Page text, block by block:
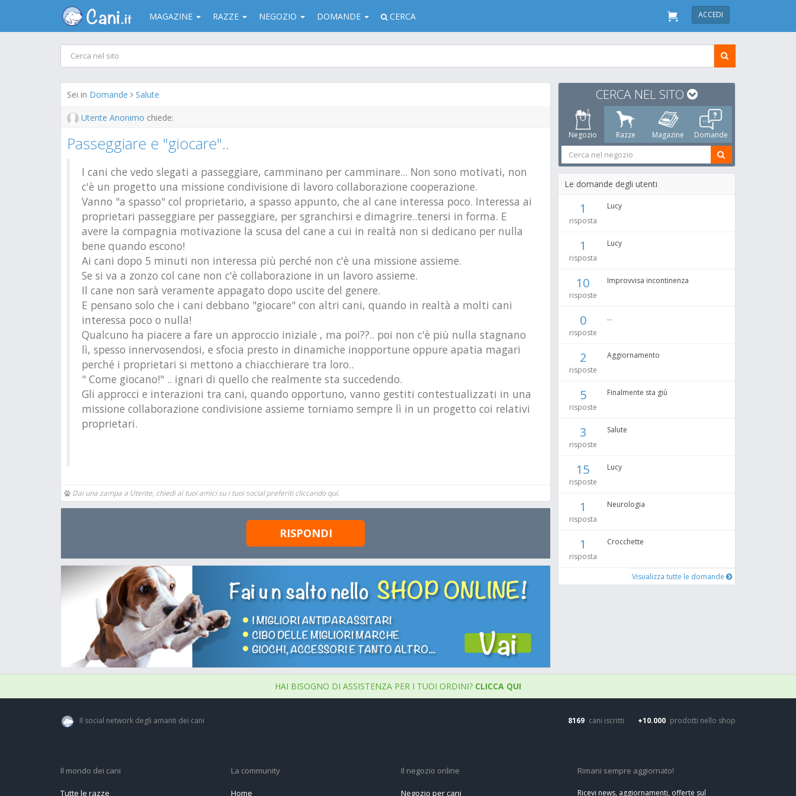
MAGAZINE RAZZE NEGOZIO DOMANDE CERCA ACCEDI
Sei in Domande Salute
Utente Anonimo chiede:
Passeggiare e "giocare"..
I cani che vedo slegati a passeggiare, camminano per camminare... Non sono motivati, non
c'è un progetto una missione condivisione di lavoro collaborazione cooperazione.
Vanno "a spasso" col proprietario, a spasso appunto, che al cane interessa poco. Interessa ai
proprietari passeggiare per passeggiare, per sgranchirsi e dimagrire..tenersi in forma. E
avere la compagnia motivazione la scusa del cane a cui in realtà non si dedicano per nulla
bene quando escono!
Ai cani dopo 5 minuti non interessa più perché non c'è una missione assieme.
Se si va a zonzo col cane non c'è collaborazione in un lavoro assieme.
Il cane non sarà veramente appagato dopo uscite del genere.
E pensano solo che i cani debbano "giocare" con altri cani, quando in realtà a molti cani
interessa poco o nulla!
Qualcuno ha piacere a fare un approccio iniziale , ma poi??.. poi non c'è più nulla stagnano
lì, spesso innervosendosi, e sfocia presto in dinamiche inopportune oppure apatia magari
perché i proprietari si mettono a chiacchierare tra loro..
" Come giocano!" .. ignari di quello che realmente sta succedendo.
Gli approcci e interazioni tra cani, quando opportuno, vanno gestiti contestualizzati in una
missione collaborazione condivisione assieme torniamo sempre lì in un progetto coi relativi
proprietari.
Dai una zampa a Utente, chiedi ai tuoi amici su i tuoi social preferiti cliccando qui.
RISPONDI
CERCA NEL SITO
Negozio Razze Magazine Domande
Le domande degli utenti
1
risposta
Lucy
1
risposta
Lucy
10
risposte
Improvvisa incontinenza
0
risposte
...
2
risposte
Aggiornamento
5
risposte
Finalmente sta giù
3
risposte
Salute
15
risposte
Lucy
1
risposta
Neurologia
1
risposta
Crocchette
Visualizza tutte le domande
HAI BISOGNO DI ASSISTENZA PER I TUOI ORDINI? CLICCA QUI
Il social network degli amanti dei cani 8169 cani iscritti +10.000 prodotti nello shop
Il mondo dei cani
Tutte le razze
La community
Home
Il negozio online
Negozio per cani
Rimani sempre aggiornato!
Ricevi news, aggiornamenti, offerte sul